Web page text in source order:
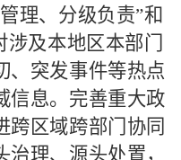
理、分级负责”和
及本地区本部门
、突发事件等热点
信息。完善重大政
跨区域跨部门协同
理、源头处置，